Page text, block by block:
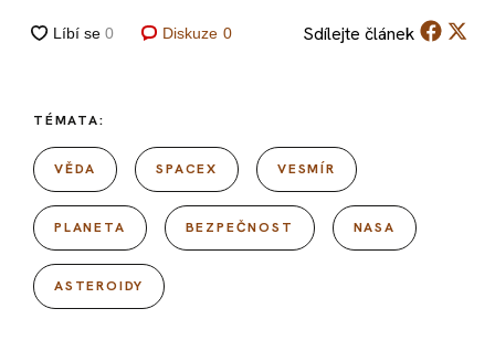
Diskuze 0 Sdílejte článek
TÉMATA:
VĚDA SPACEX VESMÍR
PLANETA BEZPEČNOST NASA
ASTEROIDY